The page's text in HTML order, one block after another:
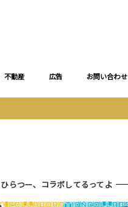
不動産 広告 お問い合わせ
ひらつー、コラボしてるってよ